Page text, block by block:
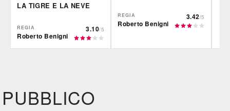
LA TIGRE E LA NEVE
REGIA
Roberto Benigni
3.10/5
REGIA
Roberto Benigni
3.42/5
PUBBLICO